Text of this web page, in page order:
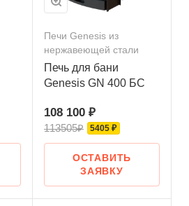
Печи Genesis из
нержавеющей стали
Печь для бани
Genesis GN 400 БС
108 100 ₽
113505₽ 5405 ₽
ОСТАВИТЬ
ЗАЯВКУ